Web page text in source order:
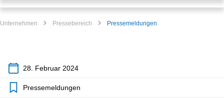
Unternehmen Pressebereich Pressemeldungen
28. Februar 2024
Pressemeldungen